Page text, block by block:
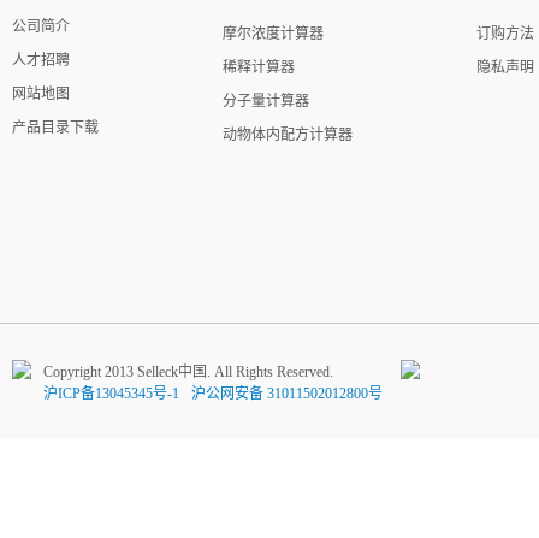
公司简介
人才招聘
网站地图
产品目录下载
摩尔浓度计算器
稀释计算器
分子量计算器
动物体内配方计算器
订购方法
隐私声明
Copyright 2013 Selleck中国. All Rights Reserved.
沪ICP备13045345号-1
沪公网安备 31011502012800号